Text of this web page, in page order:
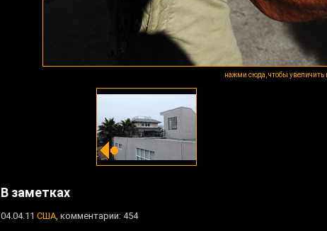
нажми сюда, чтобы увеличить
В заметках
04.04.11 США, комментарии: 454